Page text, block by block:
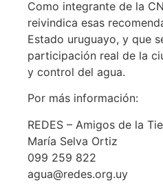
Como integrante de la
reivindica esas
Estado uruguayo, y que
participación real de la
y control del agua.
Por más información:
REDES – Amigos de la
María Selva Ortiz
099 259 822
agua@redes.org.uy